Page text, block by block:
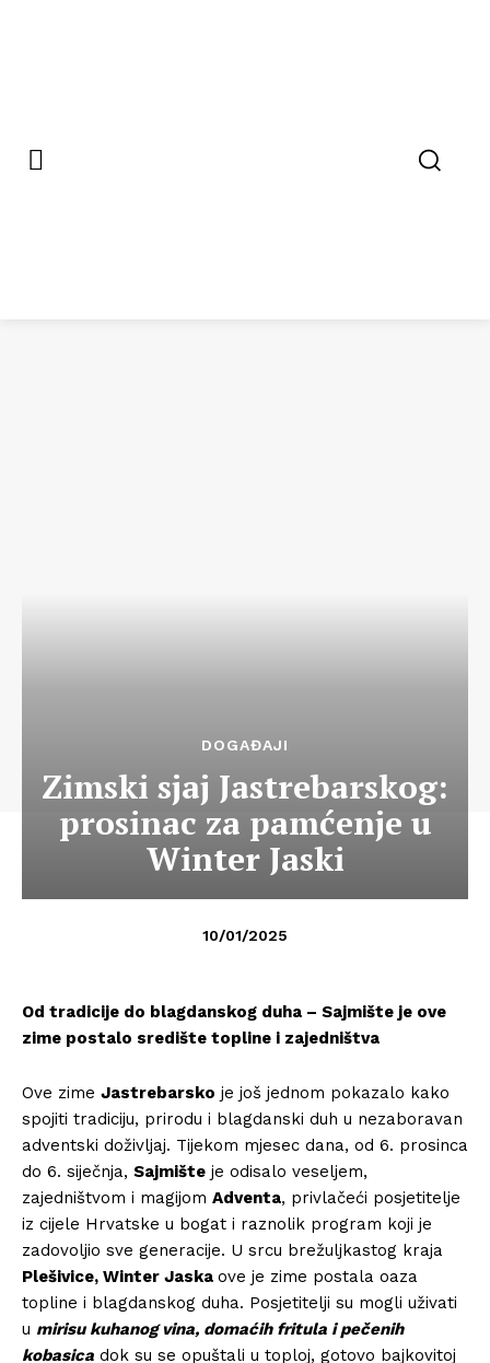
DOGAĐAJI
Zimski sjaj Jastrebarskog:
prosinac za pamćenje u
Winter Jaski
10/01/2025
Od tradicije do blagdanskog duha – Sajmište je ove
zime postalo središte topline i zajedništva
Ove zime Jastrebarsko je još jednom pokazalo kako
spojiti tradiciju, prirodu i blagdanski duh u nezaboravan
adventski doživljaj. Tijekom mjesec dana, od 6. prosinca
do 6. siječnja, Sajmište je odisalo veseljem,
zajedništvom i magijom Adventa, privlačeći posjetitelje
iz cijele Hrvatske u bogat i raznolik program koji je
zadovoljio sve generacije. U srcu brežuljkastog kraja
Plešivice, Winter Jaska ove je zime postala oaza
topline i blagdanskog duha. Posjetitelji su mogli uživati
u mirisu kuhanog vina, domaćih fritula i pečenih
kobasica dok su se opuštali u toploj, gotovo bajkovitoj